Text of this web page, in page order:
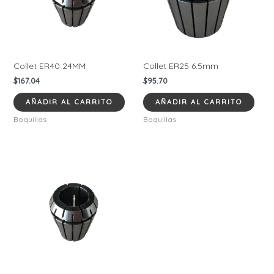
Collet ER40 24MM
$167.04
AÑADIR AL CARRITO
Boquillas
Collet ER25 6.5mm
$95.70
AÑADIR AL CARRITO
Boquillas